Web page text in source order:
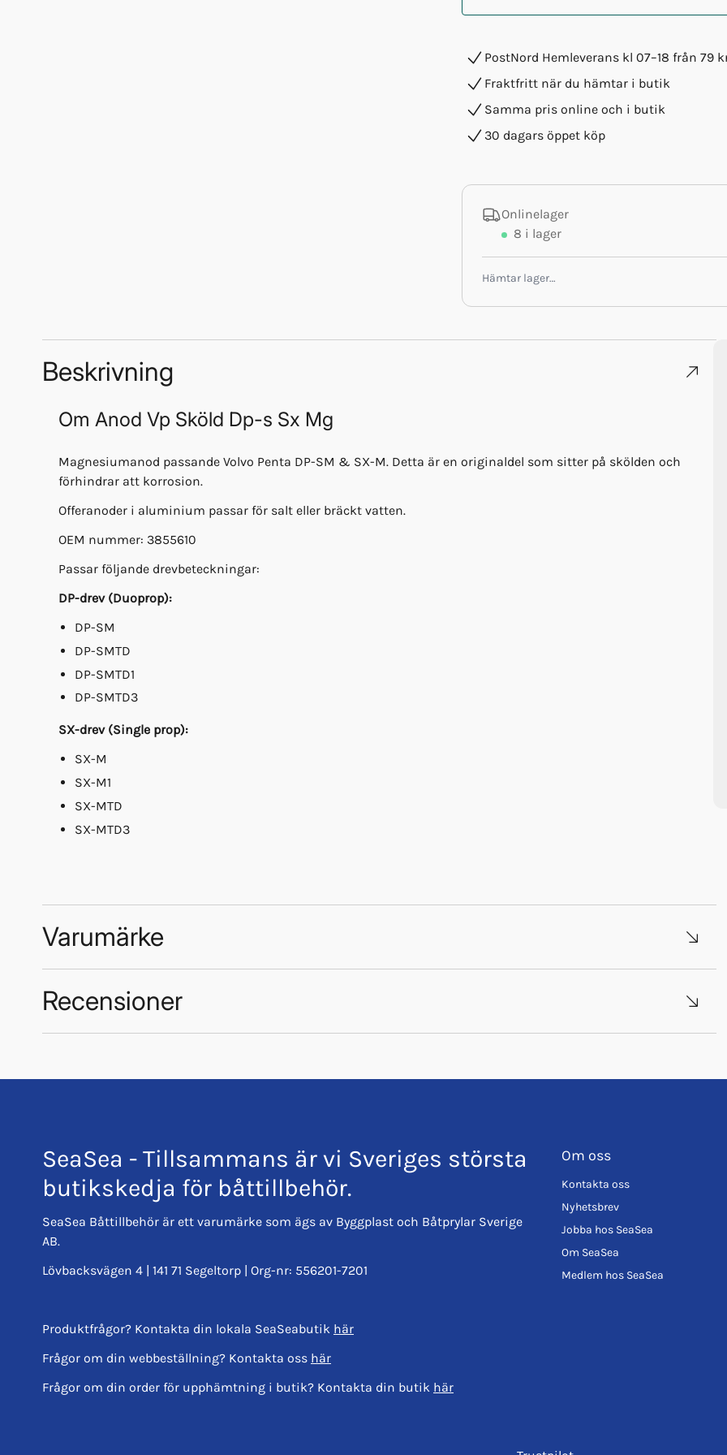
PostNord Hemleverans kl 07–18 från 79
Fraktfritt när du hämtar i butik
Samma pris online och i butik
30 dagars öppet köp
Onlinelager
8 i lager
Hämtar lager…
Beskrivning
Om Anod Vp Sköld Dp-s Sx Mg
Magnesiumanod passande Volvo Penta DP-SM & SX-M. Detta är en originaldel som sitter på skölden och
förhindrar att korrosion.
Offeranoder i aluminium passar för salt eller bräckt vatten.
OEM nummer: 3855610
Passar följande drevbeteckningar:
DP-drev (Duoprop):
DP-SM
DP-SMTD
DP-SMTD1
DP-SMTD3
SX-drev (Single prop):
SX-M
SX-M1
SX-MTD
SX-MTD3
Varumärke
Recensioner
SeaSea - Tillsammans är vi Sveriges största
butikskedja för båttillbehör.
SeaSea Båttillbehör är ett varumärke som ägs av Byggplast och Båtprylar Sverige
AB.
Lövbacksvägen 4 | 141 71 Segeltorp | Org-nr: 556201-7201
Produktfrågor? Kontakta din lokala SeaSeabutik här
Frågor om din webbeställning? Kontakta oss här
Frågor om din order för upphämtning i butik? Kontakta din butik här
Om oss
Kontakta oss
Nyhetsbrev
Jobba hos SeaSea
Om SeaSea
Medlem hos SeaSea